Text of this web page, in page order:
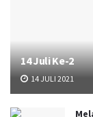
14 Juli Ke-2
14 JULI 2021